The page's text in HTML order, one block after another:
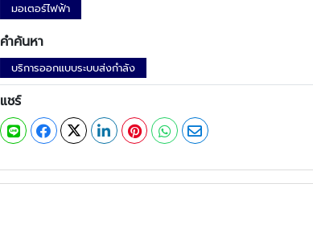
มอเตอร์ไฟฟ้า
คำค้นหา
บริการออกแบบระบบส่งกำลัง
แชร์